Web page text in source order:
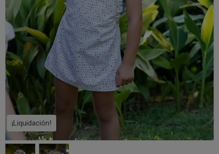
¡Liquidación!